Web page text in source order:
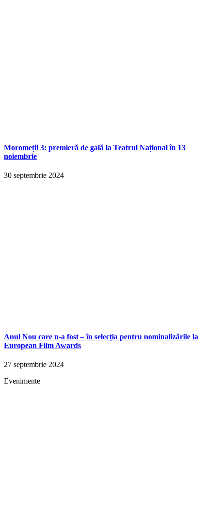
Moromeții 3: premieră de gală la Teatrul Național în 13
noiembrie
30 septembrie 2024
Anul Nou care n-a fost – în selecția pentru nominalizările la
European Film Awards
27 septembrie 2024
Evenimente